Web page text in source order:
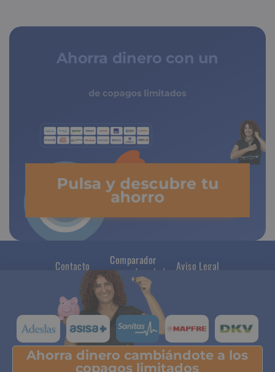
Ahorra dinero con un
de copagos limitados
Pulsa y descubre tu
ahorro
Contacto
Comparador
seguros de salud
Aviso Legal
Ahorra dinero cambiándote a los
copagos limitados
Pulsa y descubre tu ahorro